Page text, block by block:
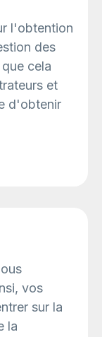
l'obtention
des
cela
et
d'obtenir
vos
sur la
la